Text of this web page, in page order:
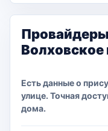
Волховское
Есть данные о
улице. Точная
дома.